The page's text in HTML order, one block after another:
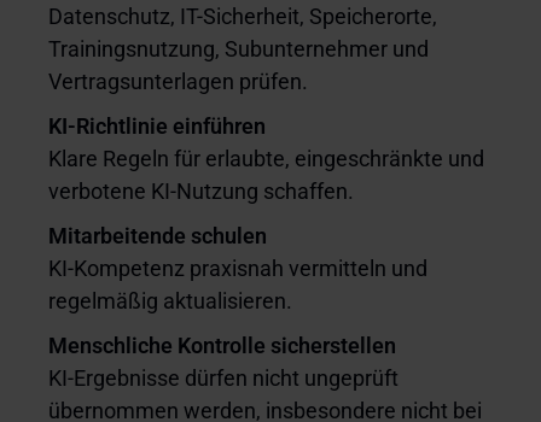
Datenschutz, IT-Sicherheit, Speicherorte,
Trainingsnutzung, Subunternehmer und
Vertragsunterlagen prüfen.
KI-Richtlinie einführen
Klare Regeln für erlaubte, eingeschränkte und
verbotene KI-Nutzung schaffen.
Mitarbeitende schulen
KI-Kompetenz praxisnah vermitteln und
regelmäßig aktualisieren.
Menschliche Kontrolle sicherstellen
KI-Ergebnisse dürfen nicht ungeprüft
übernommen werden, insbesondere nicht bei